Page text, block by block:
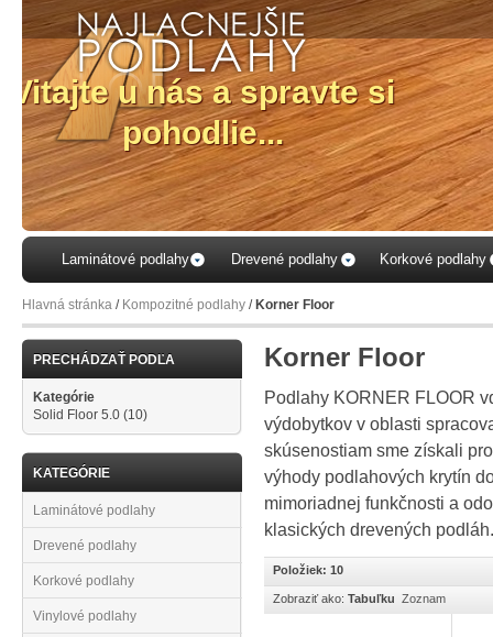
Laminátové podlahy Drevené podlahy Korkové podlahy
Hlavná stránka / Kompozitné podlahy / Korner Floor
PRECHÁDZAŤ PODĽA
Kategórie
Solid Floor 5.0 (10)
KATEGÓRIE
Laminátové podlahy
Drevené podlahy
Korkové podlahy
Vinylové podlahy
Korner Floor
Podlahy KORNER FLOOR
výdobytkov v oblasti
skúsenostiam sme získali
výhody podlahových krytín
mimoriadnej funkčnosti a
klasických drevených podláh.
Položiek: 10
Zobraziť ako: Tabuľku Zoznam